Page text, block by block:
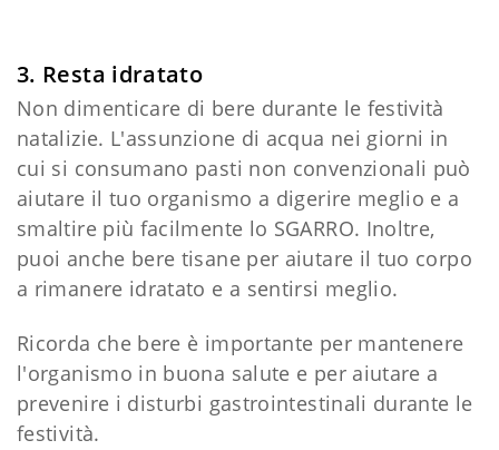
3. Resta idratato
Non dimenticare di bere durante le festività
natalizie. L'assunzione di acqua nei giorni in
cui si consumano pasti non convenzionali può
aiutare il tuo organismo a digerire meglio e a
smaltire più facilmente lo SGARRO. Inoltre,
puoi anche bere tisane per aiutare il tuo corpo
a rimanere idratato e a sentirsi meglio.
Ricorda che bere è importante per mantenere
l'organismo in buona salute e per aiutare a
prevenire i disturbi gastrointestinali durante le
festività.